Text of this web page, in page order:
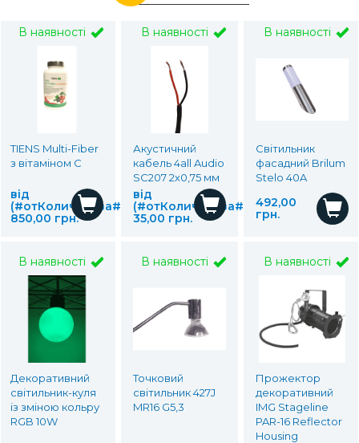
В наявності
TIENS Multi-Fiber
з вітаміном С
від
(#отКоличества#)
850,00 грн.
В наявності
Акустичний
кабель 4all Audio
SC207 2х0,75 мм
від
(#отКоличества#)
35,00 грн.
В наявності
Світильник
фасадний Brilum
Stelo 40A
492,00
грн.
В наявності
Декоративний
світильник-куля
із зміною кольру
RGB 10W
В наявності
Точковий
світильник 427J
MR16 G5,3
В наявності
Прожектор
декоративний
IMG Stageline
PAR-16 Reflector
Housing